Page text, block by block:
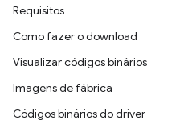
Requisitos
Como fazer o download
Visualizar códigos binários
Imagens de fábrica
Códigos binários do driver